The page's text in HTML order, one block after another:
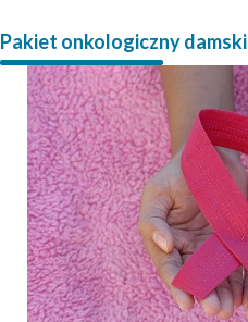
Pakiet onkologiczny damski